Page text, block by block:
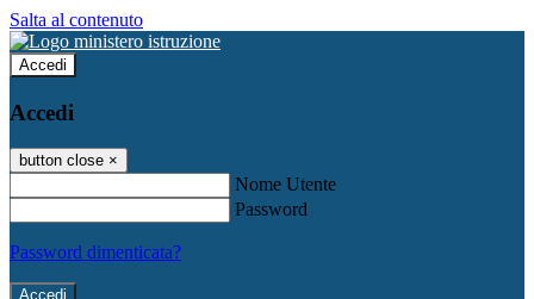
Salta al contenuto
Accedi
Accedi
button close ×
Nome Utente
Password
Password dimenticata?